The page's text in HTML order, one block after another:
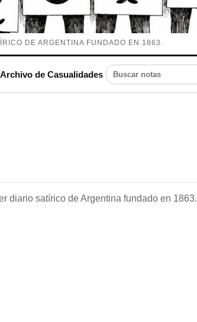
DE ARGENTINA FUNDADO EN 1863.
Archivo de Casualidades Buscar notas
diario satírico de Argentina fundado en 1863.